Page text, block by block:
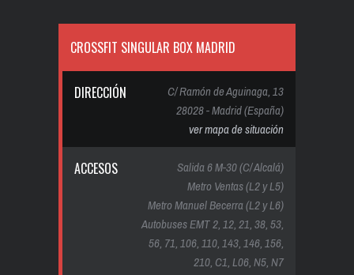
CROSSFIT SINGULAR BOX MADRID
DIRECCIÓN
C/ Ramón de Aguinaga, 13
28028 - Madrid (España)
ver mapa de situación
ACCESOS
Salida 6 M-30 (C/ Alcalá)
Metro Ventas (L2 y L5)
Metro Manuel Becerra (L2 y L6)
Autobuses EMT 2, 12, 21, 38, 53,
56, 71, 106, 110, 143, 146, 156,
210, C1, L06, N5, N7